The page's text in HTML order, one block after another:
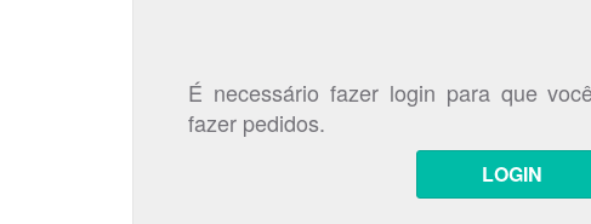
É necessário fazer login para que
fazer pedidos.
LOGIN